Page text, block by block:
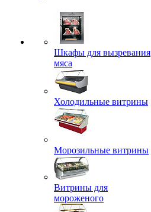
Шкафы для вызревания
мяса
Холодильные витрины
Морозильные витрины
Витрины для
мороженого